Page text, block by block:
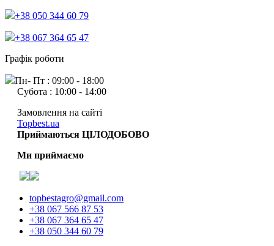
+38 050 344 60 79
+38 067 364 65 47
Графік роботи
Пн- Пт : 09:00 - 18:00
Субота : 10:00 - 14:00
Замовлення на сайті
Topbest.ua
Приймаються ЦІЛОДОБОВО
Ми приймаємо
topbestagro@gmail.com
+38 067 566 87 53
+38 067 364 65 47
+38 050 344 60 79